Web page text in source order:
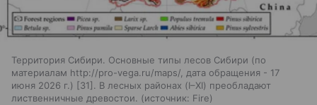
Территория Сибири. Основные типы лесов Сибири (по
материалам http://pro-vega.ru/maps/, дата обращения - 17
июня 2026 г.) [31]. В лесных районах (I–XI) преобладают
лиственничные древостои.
источник: Fire